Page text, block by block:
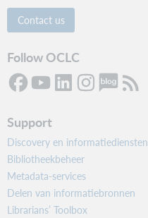
Contact us
Follow OCLC
Support
Discovery en informatiediensten
Bibliotheekbeheer
Metadata-services
Delen van informatiebronnen
Librarians’ Toolbox